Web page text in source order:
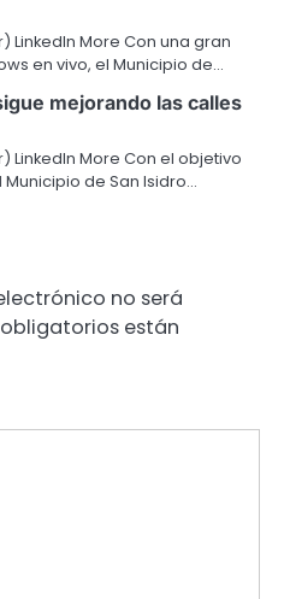
LinkedIn More Con una gran
en vivo, el Municipio de…
mejorando las calles
LinkedIn More Con el objetivo
de San Isidro…
no será
están